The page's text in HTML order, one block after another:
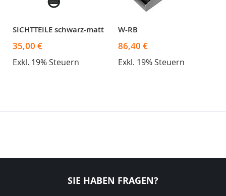
SICHTTEILE schwarz-matt
35,00 €
Exkl. 19% Steuern
W-RB
86,40 €
Exkl. 19% Steuern
SIE HABEN FRAGEN?